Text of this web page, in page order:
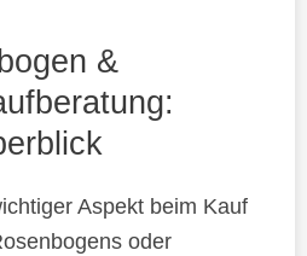
&
Aspekt beim Kauf
oder